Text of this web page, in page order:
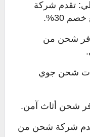
تقدم شركة
30%.
شحن من
شحن جوي
شحن أثاث آمن.
شركة شحن من